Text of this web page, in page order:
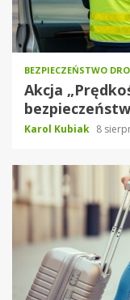
BEZPIECZEŃSTWO
Akcja
Karol Kubiak 8